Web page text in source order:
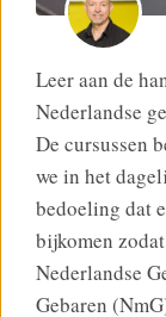
Leer aan de
Nederlandse
De cursussen
we in het
bedoeling dat
bijkomen
Nederlandse
Gebaren